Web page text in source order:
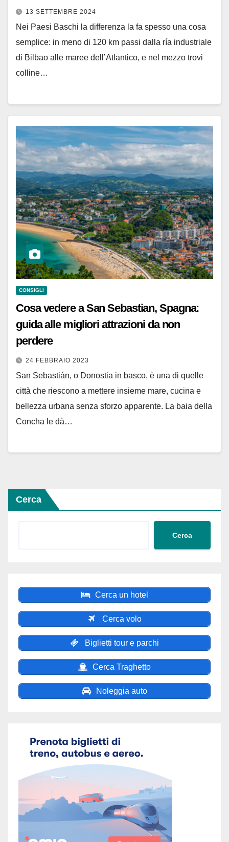
13 SETTEMBRE 2024
Nei Paesi Baschi la differenza la fa spesso una cosa
semplice: in meno di 120 km passi dalla ría industriale
di Bilbao alle maree dell’Atlantico, e nel mezzo trovi
colline…
CONSIGLI
Cosa vedere a San Sebastian, Spagna:
guida alle migliori attrazioni da non
perdere
24 FEBBRAIO 2023
San Sebastián, o Donostia in basco, è una di quelle
città che riescono a mettere insieme mare, cucina e
bellezza urbana senza sforzo apparente. La baia della
Concha le dà…
Cerca
Cerca
Cerca un hotel
Cerca volo
Biglietti tour e parchi
Cerca Traghetto
Noleggia auto